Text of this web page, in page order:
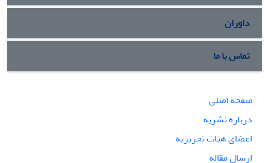
داوران
تماس با ما
صفحه اصلی
درباره نشریه
اعضای هیات تحریریه
ارسال مقاله